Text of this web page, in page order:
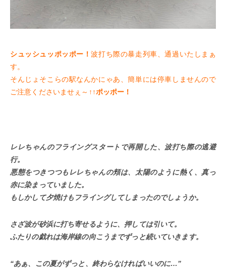
シュッシュッポッポー！波打ち際の暴走列車、通過いたしまぁ
す。
そんじょそこらの駅なんかにゃあ、簡単には停車しませんので
ご注意くださいませぇ～↑↑ポッポー！
レレちゃんのフライングスタートで再開した、波打ち際の逃避
行。
悪態をつきつつも レレちゃんの頬は、太陽のように熱く、真っ
赤に染まっていました。
もしかして夕焼けもフライングしてしまったのでしょうか。
さざ波が砂浜に打ち寄せるように、押しては引いて。
ふたりの戯れは海岸線の向こうまでずっと続いていきます。
“あぁ、この夏がずっと、終わらなければいいのに…”